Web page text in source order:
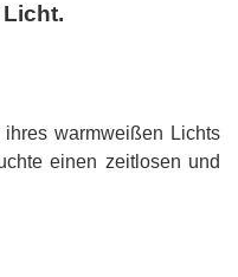
ihres warmweißen Lichts
einen zeitlosen und